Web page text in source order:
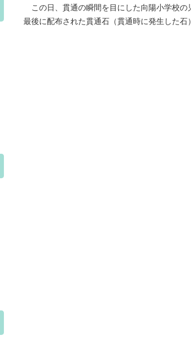
この日、貫通の瞬間を目にした向陽小学校の
最後に配布された貫通石（貫通時に発生した石